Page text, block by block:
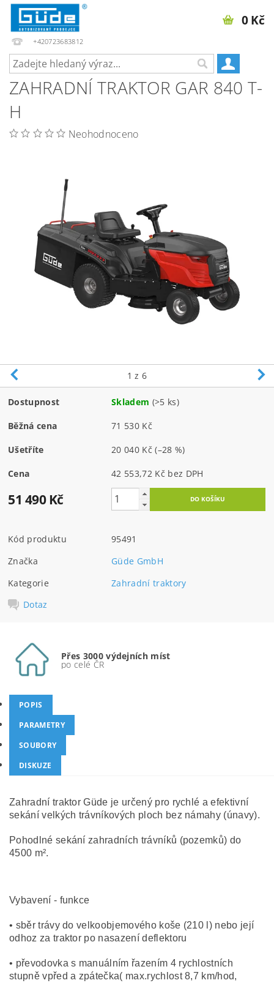
+420723683812
0 Kč
ZAHRADNÍ TRAKTOR GAR 840 T-
H
Neohodnoceno
1 z 6
Dostupnost Skladem (>5 ks)
Běžná cena 71 530 Kč
Ušetříte 20 040 Kč(–28 %)
Cena 42 553,72 Kč bez DPH
51 490 Kč
Kód produktu
95491
Značka
Güde GmbH
Kategorie
Zahradní traktory
Dotaz
Přes 3000 výdejních míst
po celé ČR
POPIS
PARAMETRY
SOUBORY
DISKUZE
Zahradní traktor Güde je určený pro rychlé a efektivní
sekání velkých trávníkových ploch bez námahy (únavy).
Pohodlné sekání zahradních trávníků (pozemků) do
4500 m².
Vybavení - funkce
• sběr trávy do velkoobjemového koše (210 l) nebo její
odhoz za traktor po nasazení deflektoru
• převodovka s manuálním řazením 4 rychlostních
stupně vpřed a zpátečka( max.rychlost 8,7 km/hod,